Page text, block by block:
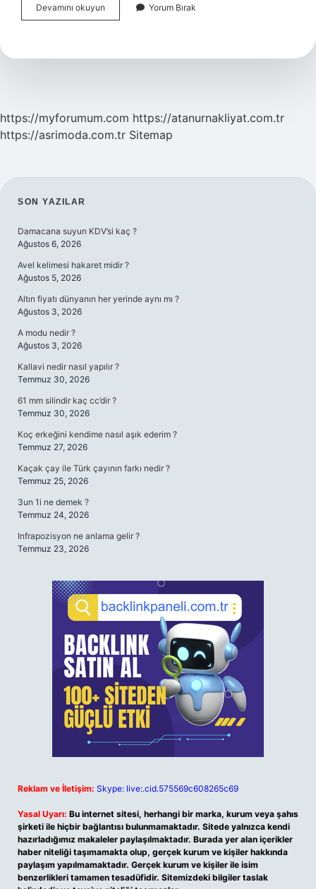
Devamını okuyun
Araştırma
Nedir
Yorum Bırak
https://myforumum.com https://atanurnakliyat.com.tr
https://asrimoda.com.tr Sitemap
SIDEBAR
SON YAZILAR
Damacana suyun KDV’si kaç ?
Ağustos 6, 2026
Avel kelimesi hakaret midir ?
Ağustos 5, 2026
Altın fiyatı dünyanın her yerinde aynı mı ?
Ağustos 3, 2026
A modu nedir ?
Ağustos 3, 2026
Kallavi nedir nasıl yapılır ?
Temmuz 30, 2026
61 mm silindir kaç cc’dir ?
Temmuz 30, 2026
Koç erkeğini kendime nasıl aşık ederim ?
Temmuz 27, 2026
Kaçak çay ile Türk çayının farkı nedir ?
Temmuz 25, 2026
3un 1i ne demek ?
Temmuz 24, 2026
Infrapozisyon ne anlama gelir ?
Temmuz 23, 2026
Reklam ve İletişim: Skype: live:.cid.575569c608265c69
Yasal Uyarı: Bu internet sitesi, herhangi bir marka, kurum veya şahıs
şirketi ile hiçbir bağlantısı bulunmamaktadır. Sitede yalnızca kendi
hazırladığımız makaleler paylaşılmaktadır. Burada yer alan içerikler
haber niteliği taşımamakta olup, gerçek kurum ve kişiler hakkında
paylaşım yapılmamaktadır. Gerçek kurum ve kişiler ile isim
benzerlikleri tamamen tesadüfidir. Sitemizdeki bilgiler taslak